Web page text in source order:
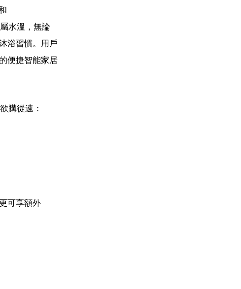
水溫，無論
浴習慣。用戶
便捷智能家居
購從速：
可享額外